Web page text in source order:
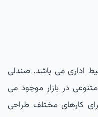
اداری می باشد. صندلی
در بازار موجود می
کارهای مختلف طراحی